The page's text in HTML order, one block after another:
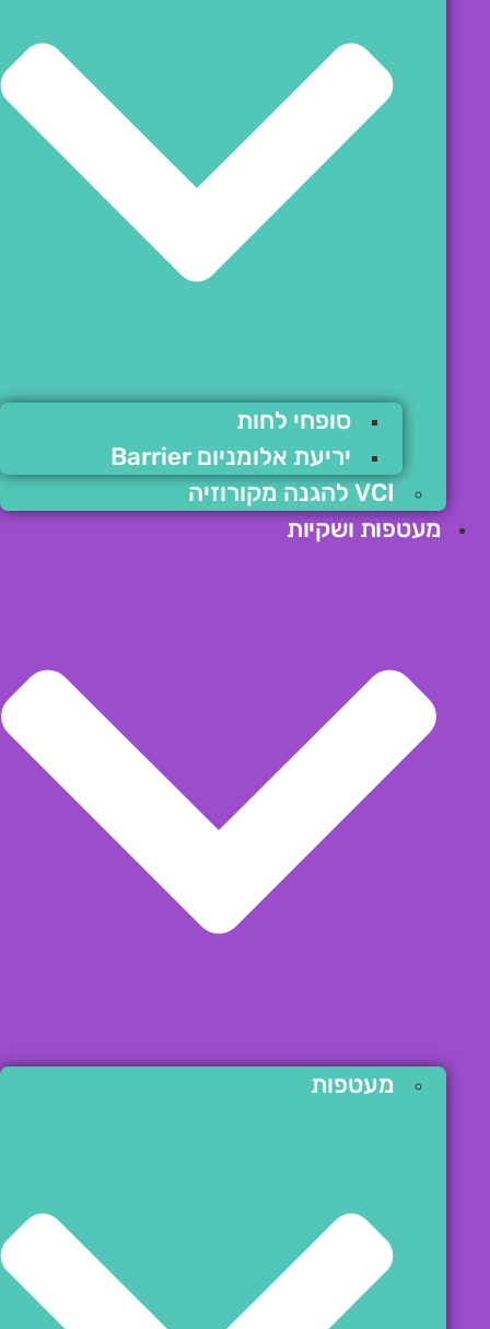
סופחי לחות
יריעת אלומניום Barrier
VCI להגנה מקורוזיה
מעטפות ושקיות
מעטפות